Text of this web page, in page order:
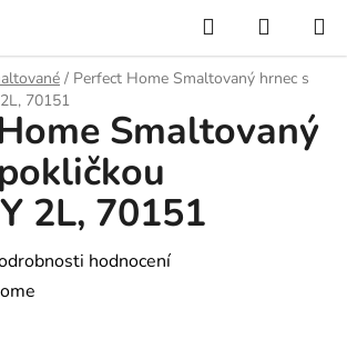
Hledat
KOŠÍK
/ Perfect Home Smaltovaný hrnec s
70151
Smaltovaný
2L, 70151
hodnocení